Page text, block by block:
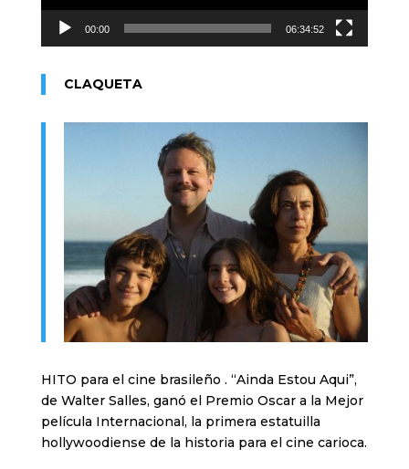
00:00 06:34:52
CLAQUETA
HITO para el cine brasileño . “Ainda Estou Aqui”,
de Walter Salles, ganó el Premio Oscar a la Mejor
película Internacional, la primera estatuilla
hollywoodiense de la historia para el cine carioca.